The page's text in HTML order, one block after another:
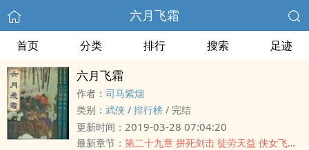
六月飞霜
首页 分类 排行 搜索 足迹
六月飞霜
作者： 司马紫烟
类别： 武侠 / 排行榜 / 完结
更新时间： 2019-03-28 07:04:20
最新章节： 第二十九章 拼死剑击 徒劳天益 侠女飞刀 再展神威